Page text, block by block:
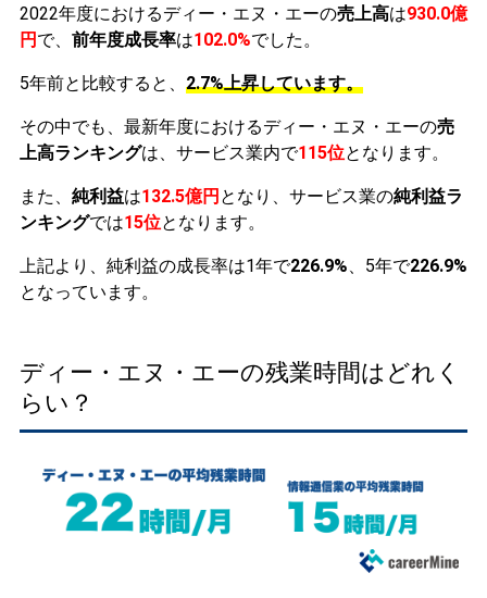
2022年度におけるディー・エヌ・エーの売上高は930.0億
円 で、 前年度成長率は102.0%でした。
5年前と比較すると、 2.7%上昇しています。
その中でも、最新年度におけるディー・エヌ・エーの売
上高ランキングは、サービス業内で115位となります。
また、 純利益は132.5億円 となり、サービス業の純利益ラ
ンキングでは15位となります。
上記より、純利益の成長率は1年で226.9%、5年で226.9%
となっています。
ディー・エヌ・エーの残業時間はどれく
らい？